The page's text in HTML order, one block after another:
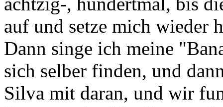
auf und setze mich wieder
Dann singe ich meine
sich selber finden, und
Silva mit daran, und wir